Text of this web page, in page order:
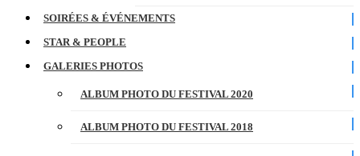
SOIRÉES & ÉVÉNEMENTS
STAR & PEOPLE
GALERIES PHOTOS
ALBUM PHOTO DU FESTIVAL 2020
ALBUM PHOTO DU FESTIVAL 2018